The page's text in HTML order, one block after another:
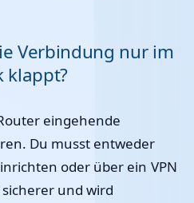
Verbindung nur im
klappt?
eingehende
Du musst entweder
oder über ein VPN
und wird